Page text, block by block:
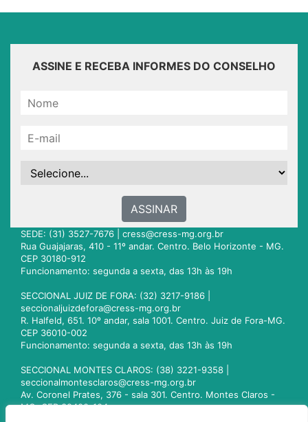
ASSINE E RECEBA INFORMES DO CONSELHO
ASSINAR
SEDE: (31) 3527-7676 | cress@cress-mg.org.br
Rua Guajajaras, 410 - 11º andar. Centro. Belo Horizonte - MG.
CEP 30180-912
Funcionamento: segunda a sexta, das 13h às 19h
SECCIONAL JUIZ DE FORA: (32) 3217-9186 |
seccionaljuizdefora@cress-mg.org.br
R. Halfeld, 651. 10º andar, sala 1001. Centro. Juiz de Fora-MG.
CEP 36010-002
Funcionamento: segunda a sexta, das 13h às 19h
SECCIONAL MONTES CLAROS: (38) 3221-9358 |
seccionalmontesclaros@cress-mg.org.br
Av. Coronel Prates, 376 - sala 301. Centro. Montes Claros -
MG. CEP 39400-104